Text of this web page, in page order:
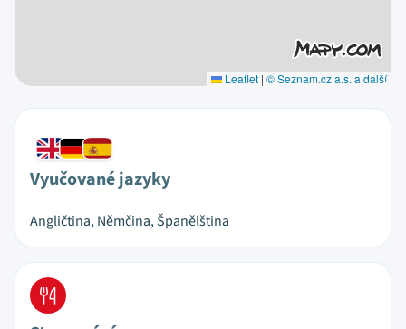
Leaflet | © Seznam.cz a.s. a další
Vyučované jazyky
Angličtina, Němčina, Španělština